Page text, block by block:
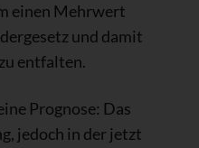
einen Mehrwert
und damit
entfalten.
Prognose: Das
jedoch in der jetzt